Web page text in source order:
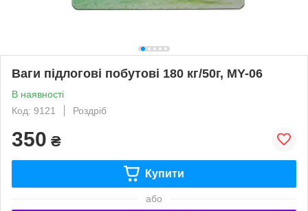
Ваги підлогові побутові 180 кг/50г, MY-06
В наявності
Код: 9121
Роздріб
350 ₴
Купити
або